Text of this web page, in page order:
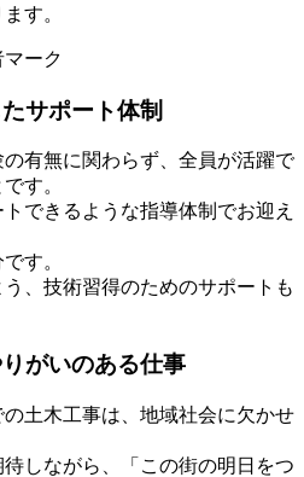
す。
サポート体制
有無に関わらず、全員が活躍で
す。
できるような指導体制でお迎え
す。
、技術習得のためのサポートも
がいのある仕事
土木工事は、地域社会に欠かせ
しながら、「この街の明日をつ